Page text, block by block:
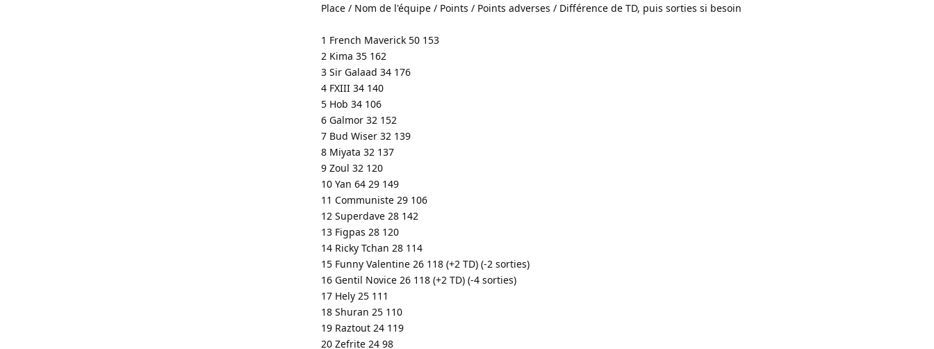
Place / Nom de l'équipe / Points / Points adverses / Différence de TD, puis sorties si besoin
1 French Maverick 50 153
2 Kima 35 162
3 Sir Galaad 34 176
4 FXIII 34 140
5 Hob 34 106
6 Galmor 32 152
7 Bud Wiser 32 139
8 Miyata 32 137
9 Zoul 32 120
10 Yan 64 29 149
11 Communiste 29 106
12 Superdave 28 142
13 Figpas 28 120
14 Ricky Tchan 28 114
15 Funny Valentine 26 118 (+2 TD) (-2 sorties)
16 Gentil Novice 26 118 (+2 TD) (-4 sorties)
17 Hely 25 111
18 Shuran 25 110
19 Raztout 24 119
20 Zefrite 24 98